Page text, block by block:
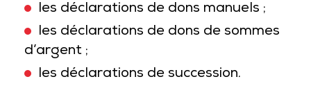
les déclarations de dons manuels ;
les déclarations de dons de sommes
d’argent ;
les déclarations de succession.